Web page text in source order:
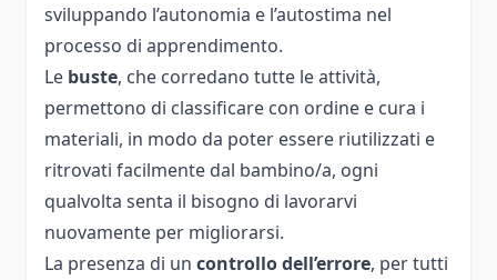
sviluppando l’autonomia e l’autostima nel
processo di apprendimento.
Le buste, che corredano tutte le attività,
permettono di classificare con ordine e cura i
materiali, in modo da poter essere riutilizzati e
ritrovati facilmente dal bambino/a, ogni
qualvolta senta il bisogno di lavorarvi
nuovamente per migliorarsi.
La presenza di un controllo dell’errore, per tutti